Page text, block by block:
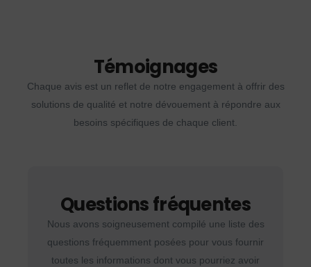
Témoignages
Chaque avis est un reflet de notre engagement à offrir des
solutions de qualité et notre dévouement à répondre aux
besoins spécifiques de chaque client.
Questions fréquentes
Nous avons soigneusement compilé une liste des
questions fréquemment posées pour vous fournir
toutes les informations dont vous pourriez avoir